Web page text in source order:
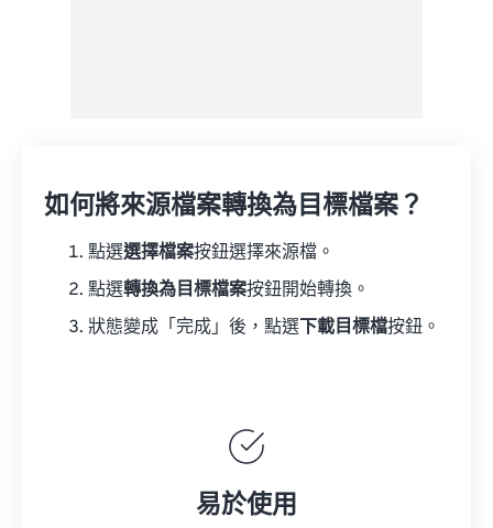
如何將來源檔案轉換為目標檔案？
點選選擇檔案按鈕選擇來源檔。
點選轉換為目標檔案按鈕開始轉換。
狀態變成「完成」後，點選 下載目標檔按鈕。
易於使用